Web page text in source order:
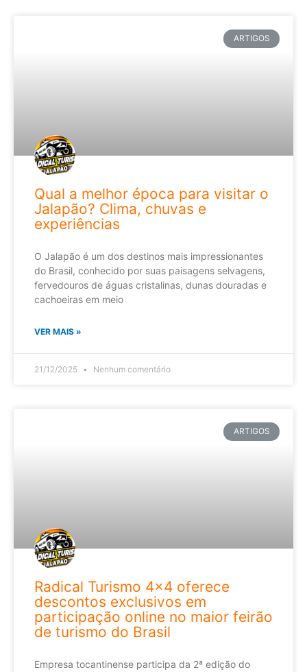
ARTIGOS
Qual a melhor época para visitar o
Jalapão? Clima, chuvas e
experiências
O Jalapão é um dos destinos mais impressionantes
do Brasil, conhecido por suas paisagens selvagens,
fervedouros de águas cristalinas, dunas douradas e
cachoeiras em meio
VER MAIS »
21/12/2025 Nenhum comentário
ARTIGOS
Radical Turismo 4×4 oferece
descontos exclusivos em
participação online no maior feirão
de turismo do Brasil
Empresa tocantinense participa da 2ª edição do